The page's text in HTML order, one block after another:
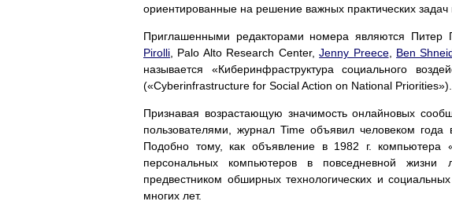
ориентированные на решение важных практических задач
Приглашенными редакторами номера являются
Pirolli , Palo Alto Research Center,Jenny Preece, Ben
называется «Киберинфраструктура социального
(«Cyberinfrastructure for Social Action on National Priorities»).
Признавая возрастающую значимость онлайновых
пользователями, журнал Time объявил человеком
Подобно тому, как объявление в 1982 г. компьютера
персональных компьютеров в повседневной жизни
предвестником обширных технологических и
многих лет.